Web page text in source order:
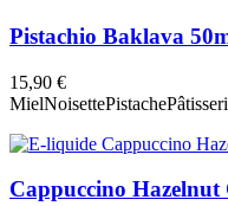
Pistachio Baklava
15,90 €
MielNoisettePistache
Cappuccino Hazelnut